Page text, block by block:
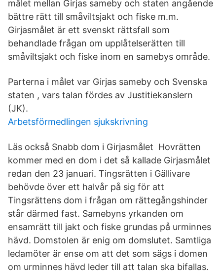
målet mellan Girjas sameby och staten angående
bättre rätt till småviltsjakt och fiske m.m.
Girjasmålet är ett svenskt rättsfall som
behandlade frågan om upplåtelserätten till
småviltsjakt och fiske inom en samebys område.
Parterna i målet var Girjas sameby och Svenska
staten , vars talan fördes av Justitiekanslern
(JK).
Arbetsförmedlingen sjukskrivning
Läs också Snabb dom i Girjasmålet Hovrätten
kommer med en dom i det så kallade Girjasmålet
redan den 23 januari. Tingsrätten i Gällivare
behövde över ett halvår på sig för att
Tingsrättens dom i frågan om rättegångshinder
står därmed fast. Samebyns yrkanden om
ensamrätt till jakt och fiske grundas på urminnes
hävd. Domstolen är enig om domslutet. Samtliga
ledamöter är ense om att det som sägs i domen
om urminnes hävd leder till att talan ska bifallas.